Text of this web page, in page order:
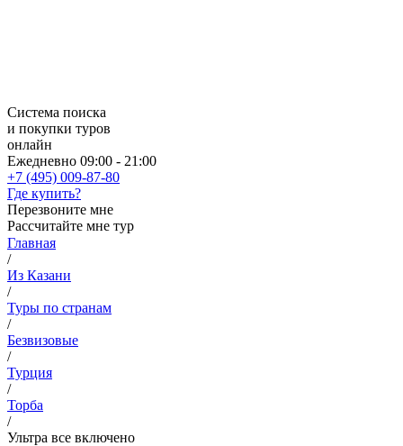
Система поиска
и покупки туров
онлайн
Ежедневно 09:00 - 21:00
+7 (495) 009-87-80
Где купить?
Перезвоните мне
Рассчитайте мне тур
Главная
/
Из Казани
/
Туры по странам
/
Безвизовые
/
Турция
/
Торба
/
Ультра все включено